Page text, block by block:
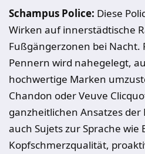
Schampus Police: Diese
Wirken auf innerstädtische
Fußgängerzonen bei Nacht.
Pennern wird nahegelegt,
hochwertige Marken
Chandon oder Veuve
ganzheitlichen Ansatzes
auch Sujets zur Sprache wie
Kopfschmerzqualität,